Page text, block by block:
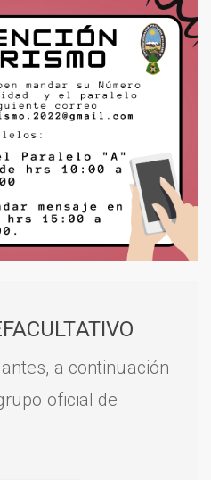
a continuación
oficial de